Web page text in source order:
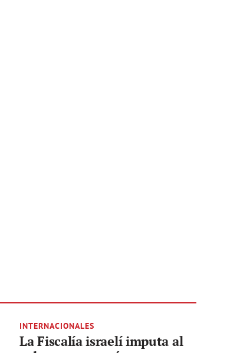
INTERNACIONALES
La Fiscalía israelí imputa al